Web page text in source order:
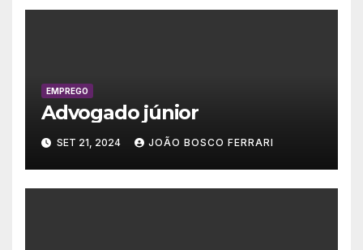
EMPREGO
Advogado júnior
SET 21, 2024 JOÃO BOSCO FERRARI